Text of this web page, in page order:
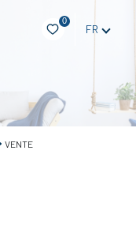
0
FR
VENTE